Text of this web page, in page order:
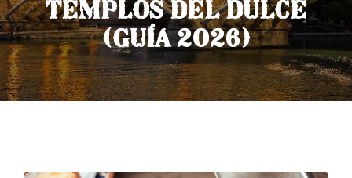
TEMPLOS DEL DULCE
(GUÍA 2026)